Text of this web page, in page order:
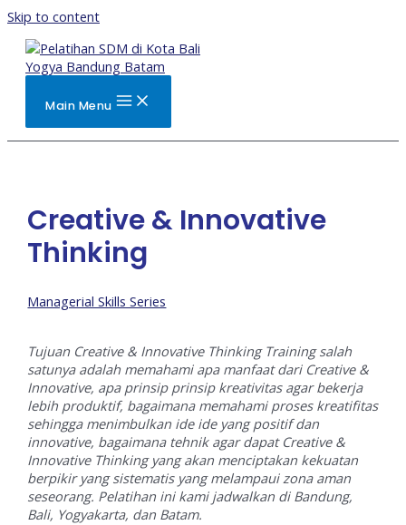
Skip to content
Main Menu
Creative & Innovative
Thinking
Managerial Skills Series
Tujuan Creative & Innovative Thinking Training salah
satunya adalah memahami apa manfaat dari Creative &
Innovative, apa prinsip prinsip kreativitas agar bekerja
lebih produktif, bagaimana memahami proses kreatifitas
sehingga menimbulkan ide ide yang positif dan
innovative, bagaimana tehnik agar dapat Creative &
Innovative Thinking yang akan menciptakan kekuatan
berpikir yang sistematis yang melampaui zona aman
seseorang. Pelatihan ini kami jadwalkan di Bandung,
Bali, Yogyakarta, dan Batam.